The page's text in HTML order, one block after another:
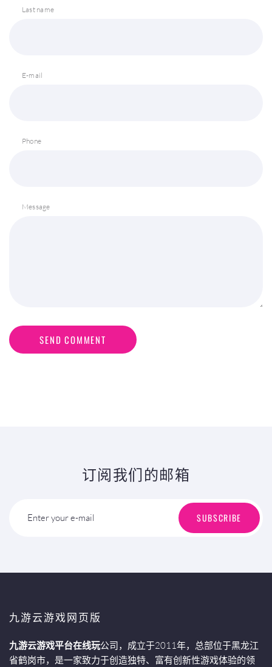
Last name
E-mail
Phone
Message
SEND COMMENT
订阅我们的邮箱
Enter your e-mail SUBSCRIBE
九游云游戏网页版
九游云游戏平台在线玩公司，成立于2011年，总部位于黑龙江
省鹤岗市，是一家致力于创造独特、富有创新性游戏体验的领